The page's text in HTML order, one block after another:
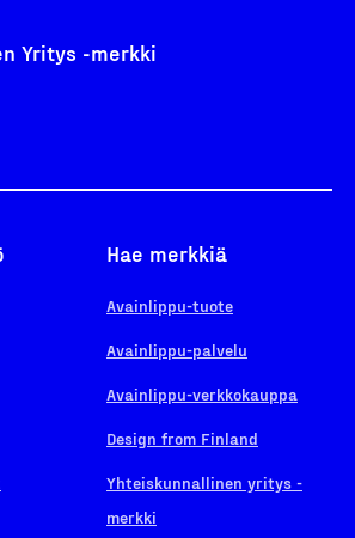
Yritys -merkki
Hae merkkiä
Avainlippu-tuote
Avainlippu-palvelu
Avainlippu-verkkokauppa
Design from Finland
Yhteiskunnallinen yritys -
merkki